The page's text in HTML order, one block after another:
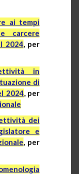
ai tempi
carcere
2024, per
in
di
2024, per
dei
e
, per